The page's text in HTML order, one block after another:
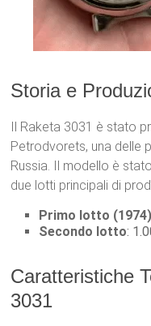
Storia e
Il Raketa 3031 è stato
Petrodvorets, una delle
Russia. Il modello è
due lotti principali di
Primo lotto
Secondo lotto:
Caratteristiche
3031